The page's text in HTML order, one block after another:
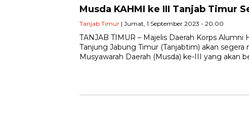
Musda KAHMI ke III Tanjab Timur
Tanjab Timur | Jumat, 1 September 2023 - 20:00
TANJAB TIMUR – Majelis Daerah Korps Alumni
Tanjung Jabung Timur (Tanjabtim) akan segera
Musyawarah Daerah (Musda) ke-III yang akan